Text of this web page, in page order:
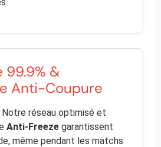
99.9% &
Anti-Coupure
réseau optimisé et
Anti-Freeze garantissent
même pendant les matchs